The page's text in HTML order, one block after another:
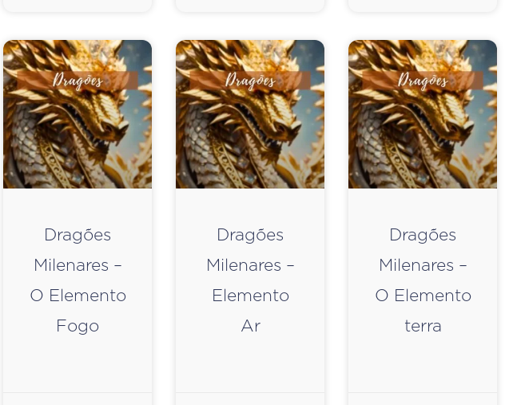
Dragões
Milenares –
O Elemento
Fogo
Dragões
Milenares –
Elemento
Ar
Dragões
Milenares –
O Elemento
terra